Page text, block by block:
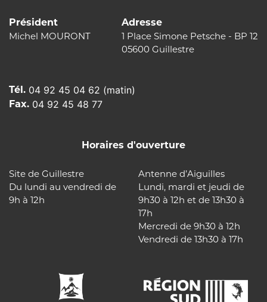
Président
Michel MOURONT
Adresse
1 Place Simone Petsche - BP 12
05600 Guillestre
Tél. 04 92 45 04 62 (matin)
Fax. 04 92 45 48 77
Horaires d'ouverture
Site de Guillestre
Du lundi au vendredi de
9h à 12h
Antenne d’Aiguilles
Lundi, mardi et jeudi de
9h30 à 12h et de 13h30 à
17h
Mercredi de 9h30 à 12h
Vendredi de 13h30 à 17h